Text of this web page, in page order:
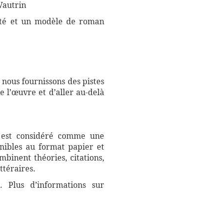
et un modèle de roman
fournissons des pistes
l’œuvre et d’aller au-delà
considéré comme une
au format papier et
théories, citations,
Plus d’informations sur